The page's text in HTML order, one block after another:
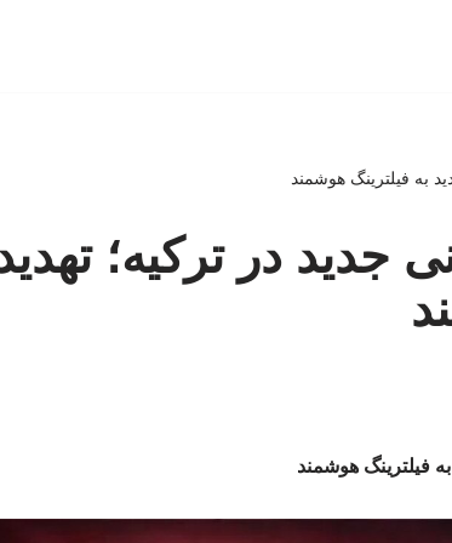
به فیلترینگ هوشمند
جدید در ترکیه؛
فیلترینگ هوشمند